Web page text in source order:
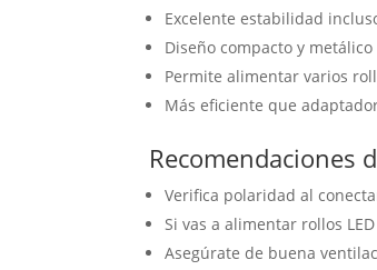
Excelente estabilidad
Diseño compacto y
Permite alimentar varios
Más eficiente que
Recomendaciones
Verifica polaridad al
Si vas a alimentar rollos
Asegúrate de buena